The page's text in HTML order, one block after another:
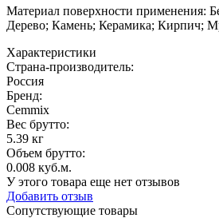
Материал поверхности применения:
Дерево; Камень; Керамика; Кирпич;
Характеристики
Страна-производитель:
Россия
Бренд:
Cemmix
Вес брутто:
5.39 кг
Объем брутто:
0.008 куб.м.
У этого товара еще нет отзывов
Добавить отзыв
Сопутствующие товары